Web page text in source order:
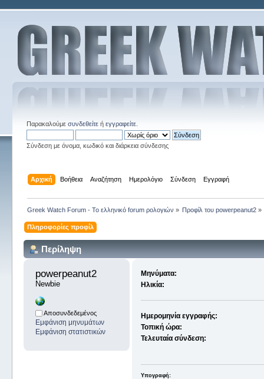
Παρακαλούμε συνδεθείτεή εγγραφείτε.
Σύνδεση με όνομα, κωδικό και διάρκεια σύνδεσης
Αρχική Βοήθεια Αναζήτηση Ημερολόγιο Σύνδεση Εγγραφή
Greek Watch Forum - Το ελληνικό forum ρολογιών » Προφίλ του powerpeanut2 »
Πληροφορίες προφίλ
Περίληψη
powerpeanut2
Newbie
Αποσυνδεδεμένος
Εμφάνιση μηνυμάτων
Εμφάνιση στατιστικών
Μηνύματα:
Ηλικία:
Ημερομηνία εγγραφής:
Τοπική ώρα:
Τελευταία σύνδεση:
Υπογραφή: